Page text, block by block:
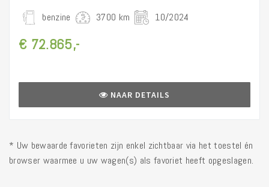
benzine 3700 km 10/2024
€ 72.865,-
NAAR DETAILS
* Uw bewaarde favorieten zijn enkel zichtbaar via het toestel én
browser waarmee u uw wagen(s) als favoriet heeft opgeslagen.